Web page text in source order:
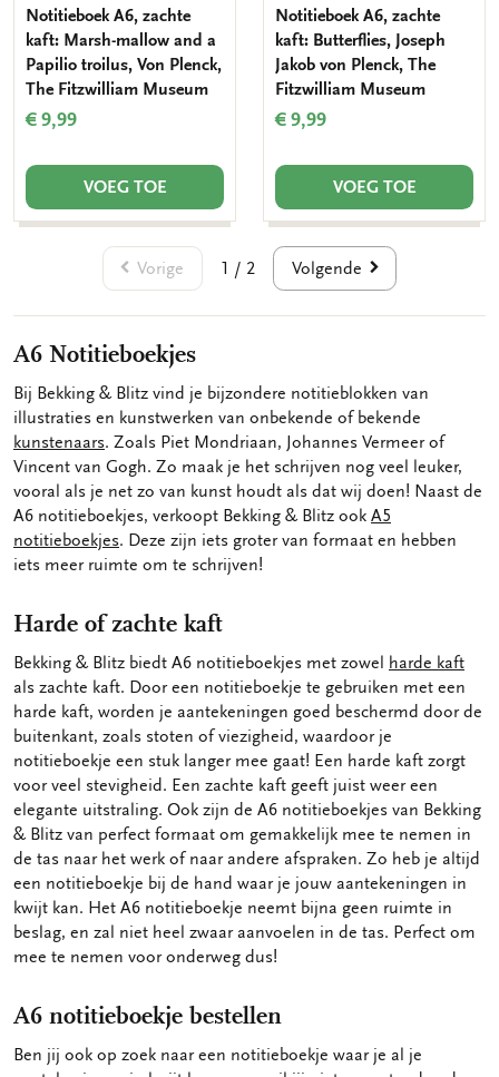
Notitieboek A6, zachte
kaft: Marsh-mallow and a
Papilio troilus, Von Plenck,
The Fitzwilliam Museum
€ 9,99
VOEG TOE
Notitieboek A6, zachte
kaft: Butterflies, Joseph
Jakob von Plenck, The
Fitzwilliam Museum
€ 9,99
VOEG TOE
Vorige 1 / 2 Volgende
A6 Notitieboekjes
Bij Bekking & Blitz vind je bijzondere notitieblokken van
illustraties en kunstwerken van onbekende of bekende
kunstenaars. Zoals Piet Mondriaan, Johannes Vermeer of
Vincent van Gogh. Zo maak je het schrijven nog veel leuker,
vooral als je net zo van kunst houdt als dat wij doen! Naast de
A6 notitieboekjes, verkoopt Bekking & Blitz ook A5
notitieboekjes. Deze zijn iets groter van formaat en hebben
iets meer ruimte om te schrijven!
Harde of zachte kaft
Bekking & Blitz biedt A6 notitieboekjes met zowel harde kaft
als zachte kaft. Door een notitieboekje te gebruiken met een
harde kaft, worden je aantekeningen goed beschermd door de
buitenkant, zoals stoten of viezigheid, waardoor je
notitieboekje een stuk langer mee gaat! Een harde kaft zorgt
voor veel stevigheid. Een zachte kaft geeft juist weer een
elegante uitstraling. Ook zijn de A6 notitieboekjes van Bekking
& Blitz van perfect formaat om gemakkelijk mee te nemen in
de tas naar het werk of naar andere afspraken. Zo heb je altijd
een notitieboekje bij de hand waar je jouw aantekeningen in
kwijt kan. Het A6 notitieboekje neemt bijna geen ruimte in
beslag, en zal niet heel zwaar aanvoelen in de tas. Perfect om
mee te nemen voor onderweg dus!
A6 notitieboekje bestellen
Ben jij ook op zoek naar een notitieboekje waar je al je